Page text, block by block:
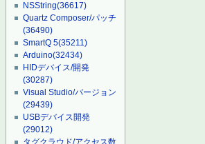
NSString(36617)
Quartz Composer/パッチ
(36490)
SmartQ 5(35211)
Arduino(32434)
HIDデバイス/開発
(30287)
Visual Studio/バージョン
(29439)
USBデバイス開発
(29012)
タグクラウド/アクセス数